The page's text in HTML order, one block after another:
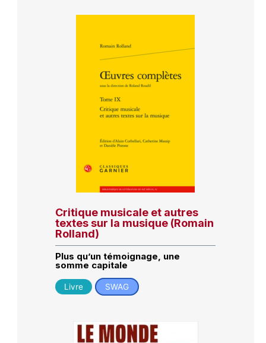
Critique musicale et autres
textes sur la musique (Romain
Rolland)
Plus qu’un témoignage, une
somme capitale
Livre SWAG